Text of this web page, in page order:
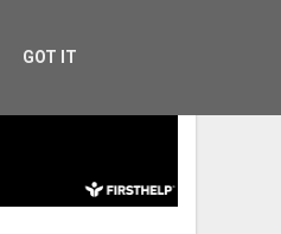
GOT IT